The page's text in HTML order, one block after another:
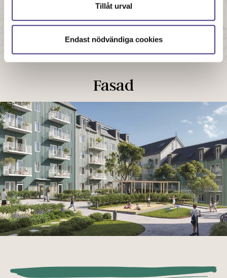
Tillåt urval
Endast nödvändiga cookies
Fasad